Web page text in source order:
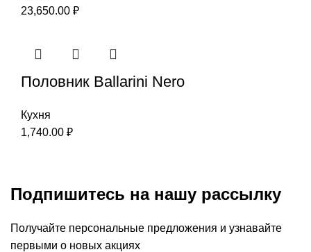
23,650.00 ₽
Половник Ballarini Nero
Кухня
1,740.00 ₽
Подпишитесь на нашу рассылку
Получайте персональные предложения и узнавайте
первыми о новых акциях